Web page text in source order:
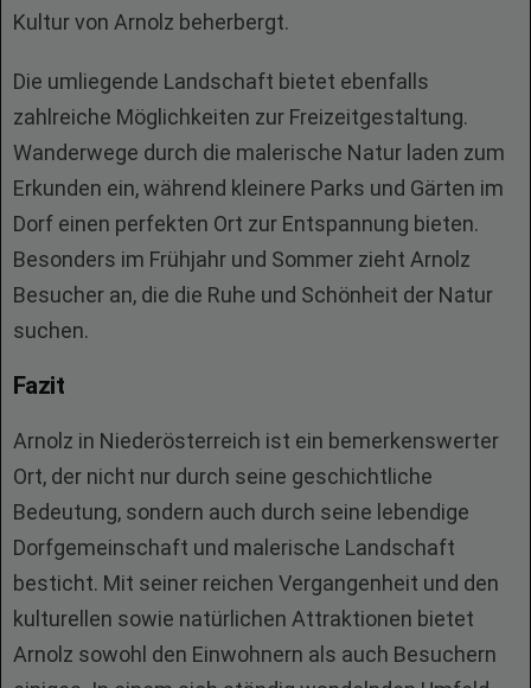
Kultur von Arnolz beherbergt.
Die umliegende Landschaft bietet ebenfalls
zahlreiche Möglichkeiten zur Freizeitgestaltung.
Wanderwege durch die malerische Natur laden zum
Erkunden ein, während kleinere Parks und Gärten im
Dorf einen perfekten Ort zur Entspannung bieten.
Besonders im Frühjahr und Sommer zieht Arnolz
Besucher an, die die Ruhe und Schönheit der Natur
suchen.
Fazit
Arnolz in Niederösterreich ist ein bemerkenswerter
Ort, der nicht nur durch seine geschichtliche
Bedeutung, sondern auch durch seine lebendige
Dorfgemeinschaft und malerische Landschaft
besticht. Mit seiner reichen Vergangenheit und den
kulturellen sowie natürlichen Attraktionen bietet
Arnolz sowohl den Einwohnern als auch Besuchern